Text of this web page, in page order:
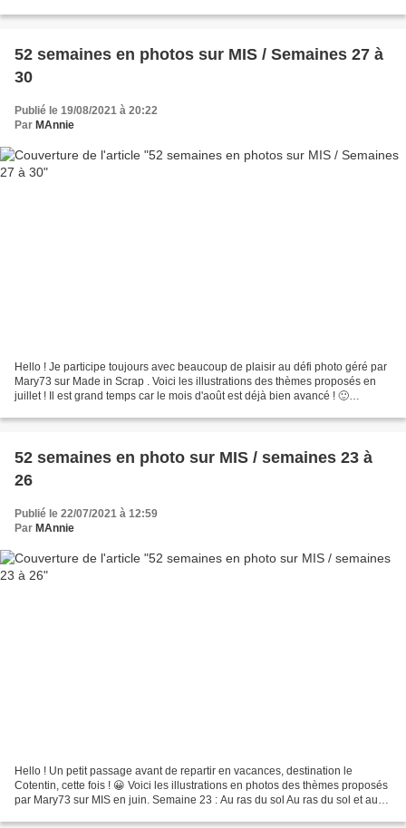
52 semaines en photos sur MIS / Semaines 27 à
30
Publié le 19/08/2021 à 20:22
Par MAnnie
Hello ! Je participe toujours avec beaucoup de plaisir au défi photo géré par
Mary73 sur Made in Scrap . Voici les illustrations des thèmes proposés en
juillet ! Il est grand temps car le mois d'août est déjà bien avancé ! 🙂
52 semaines en photo sur MIS / semaines 23 à
26
Publié le 22/07/2021 à 12:59
Par MAnnie
Hello ! Un petit passage avant de repartir en vacances, destination le
Cotentin, cette fois ! 😀 Voici les illustrations en photos des thèmes proposés
par Mary73 sur MIS en juin. Semaine 23 : Au ras du sol Au ras du sol et au